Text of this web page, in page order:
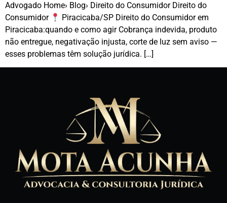
Advogado Home› Blog› Direito do Consumidor Direito do
Consumidor
Piracicaba/SP Direito do Consumidor em
Piracicaba:quando e como agir Cobrança indevida, produto
não entregue, negativação injusta, corte de luz sem aviso —
esses problemas têm solução jurídica. […]